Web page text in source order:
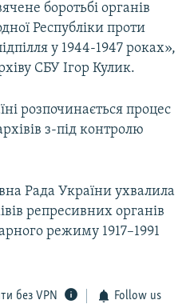
боротьбі органів
Республіки проти
у 1944-1947 роках»,
СБУ Ігор Кулик.
розпочинається процес
з-під контролю
Рада України ухвалила
репресивних органів
режиму 1917–1991
без VPN Follow us